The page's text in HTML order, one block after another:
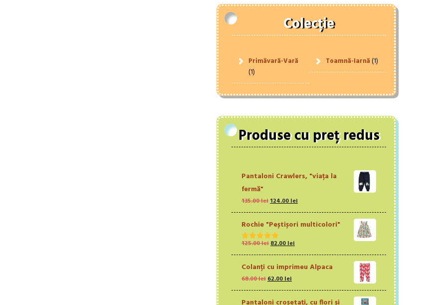
Colecție
Primăvară-Vară
(1)
Toamnă-Iarnă(1)
Produse cu preț redus
Pantaloni Crawlers, "viața la
fermă"
135.00leiPrețul
inițial
a
fost:
135.00 lei.
124.00leiPrețul
curent
este:
124.00 lei.
Rochie "Peștișori multicolori"
Evaluat la
125.00leiPrețul
inițial
a
fost:
125.00 lei.
82.00leiPrețul
curent
este:
82.00 lei.
Colanți cu imprimeu Alpaca
68.00leiPrețul
inițial
a
62.00leiPrețul
curent
este: